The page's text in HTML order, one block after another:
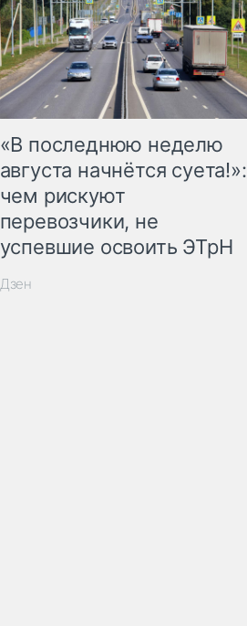
«В последнюю неделю
августа начнётся суета!»:
чем рискуют
перевозчики, не
успевшие освоить ЭТрН
Дзен